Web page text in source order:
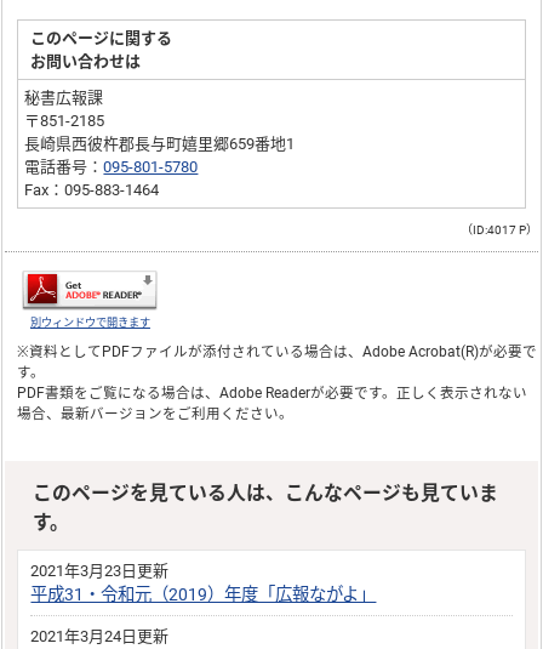
このページに関する
お問い合わせは
秘書広報課
〒851-2185
長崎県西彼杵郡長与町嬉里郷659番地1
電話番号：095-801-5780
Fax：095-883-1464
（ID:4017 P）
別ウィンドウで開きます
※資料としてPDFファイルが添付されている場合は、Adobe Acrobat(R)が必要で
す。
PDF書類をご覧になる場合は、Adobe Readerが必要です。正しく表示されない
場合、最新バージョンをご利用ください。
このページを見ている人は、こんなページも見ていま
す。
2021年3月23日更新
平成31・令和元（2019）年度「広報ながよ」
2021年3月24日更新